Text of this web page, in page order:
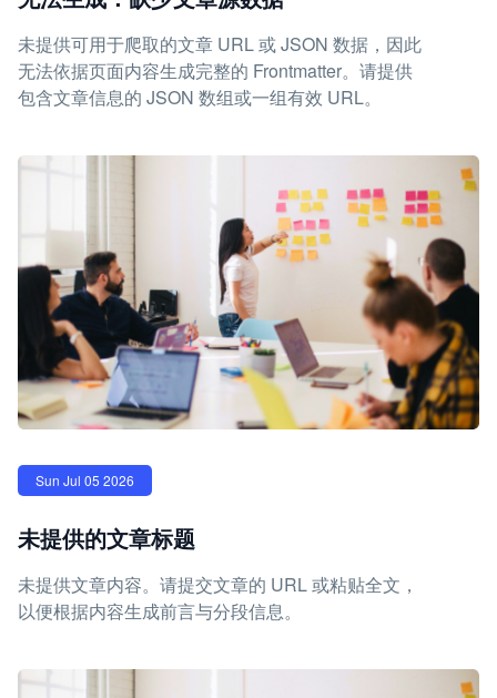
未提供可用于爬取的文章 URL 或 JSON 数据，因此
无法依据页面内容生成完整的 Frontmatter。请提供
包含文章信息的 JSON 数组或一组有效 URL。
Sun Jul 05 2026
未提供的文章标题
未提供文章内容。请提交文章的 URL 或粘贴全文，
以便根据内容生成前言与分段信息。